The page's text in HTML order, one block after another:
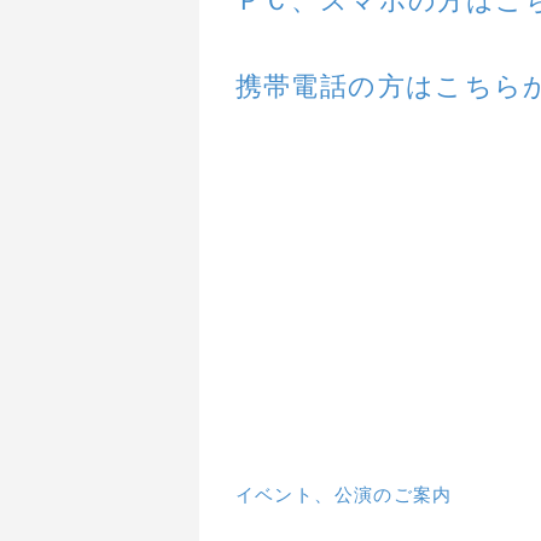
携帯電話の方はこちら
イベント、公演のご案内